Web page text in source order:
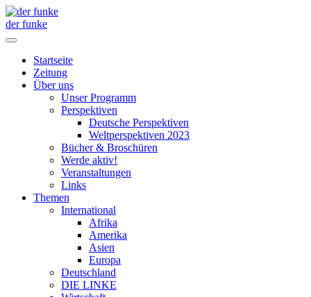
der funke
Startseite
Zeitung
Über uns
Unser Programm
Perspektiven
Deutsche Perspektiven
Weltperspektiven 2023
Bücher & Broschüren
Werde aktiv!
Veranstaltungen
Links
Themen
International
Afrika
Amerika
Asien
Europa
Deutschland
DIE LINKE